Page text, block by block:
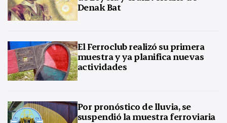
Denak Bat
El Ferroclub realizó su primera
muestra y ya planifica nuevas
actividades
Por pronóstico de lluvia, se
suspendió la muestra ferroviaria